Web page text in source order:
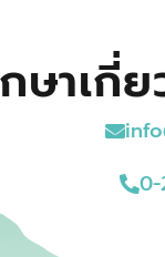
ษาเกี่